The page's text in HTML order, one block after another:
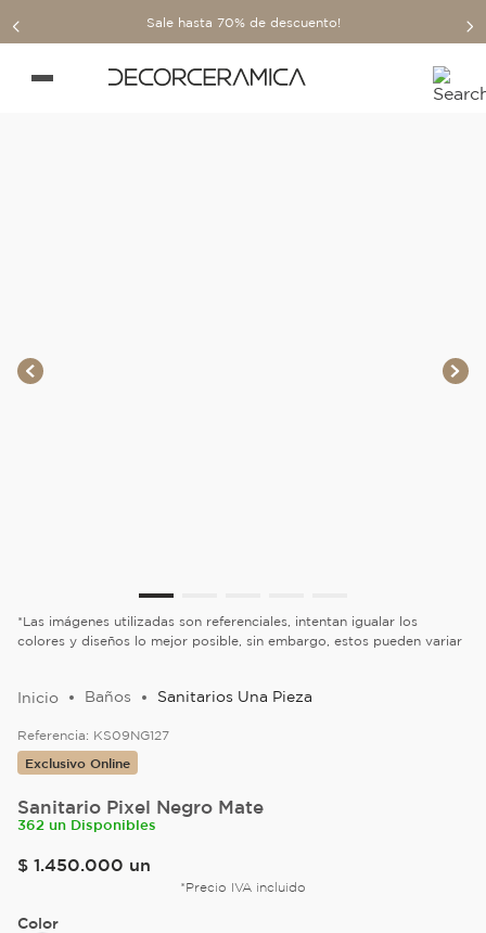
Sale hasta 70% de descuento!
*Las imágenes utilizadas son referenciales, intentan igualar los
colores y diseños lo mejor posible, sin embargo, estos pueden variar
Baños Sanitarios Una Pieza
Referencia: KS09NG127
Sanitario Pixel Negro Mate
362 un Disponibles
$ 1.450.000 un
*Precio IVA incluido
Color